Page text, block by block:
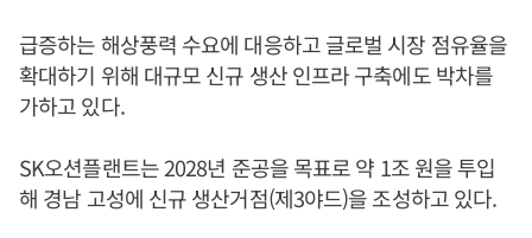
급증하는 해상풍력 수요에 대응하고 글로벌 시장 점유율을
확대하기 위해 대규모 신규 생산 인프라 구축에도 박차를
가하고 있다.
SK오션플랜트는 2028년 준공을 목표로 약 1조 원을 투입
해 경남 고성에 신규 생산거점(제3야드)을 조성하고 있다.